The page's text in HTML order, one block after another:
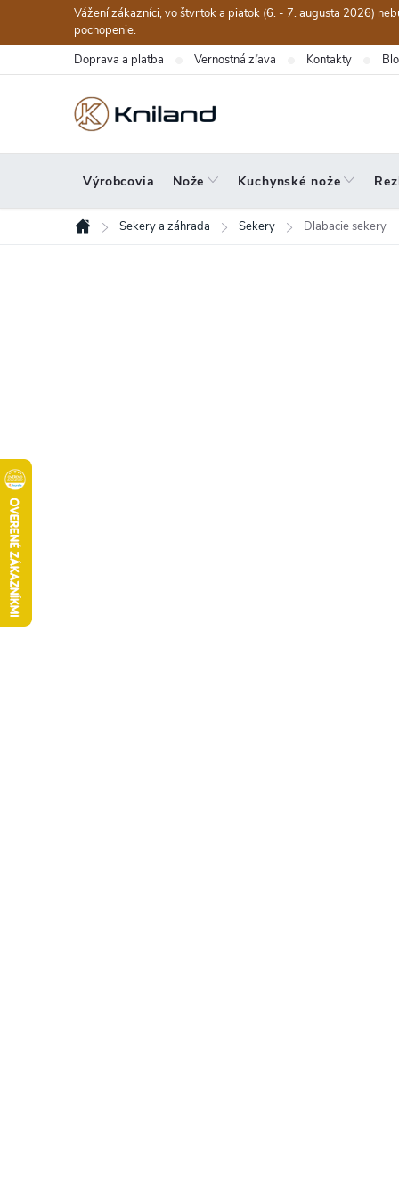
obsah
Vážení zákazníci, vo štvrtok a piatok (6. - 7. augusta 2026)
pochopenie.
Doprava a platba
Vernostná zľava Kontakty
Výrobcovia Nože Kuchynské nože
Domov
Sekery a záhrada Sekery Dlabacie sekery